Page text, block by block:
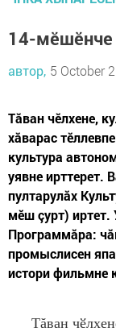
14-мӗшӗнче
автор, 5 October
Тăван чӗлхене,
хăварас
культура
уявне ирттерет.
пултарулăх
мӗш çурт) иртет.
Программăра:
промыслисен
истори фильмне
Тăван